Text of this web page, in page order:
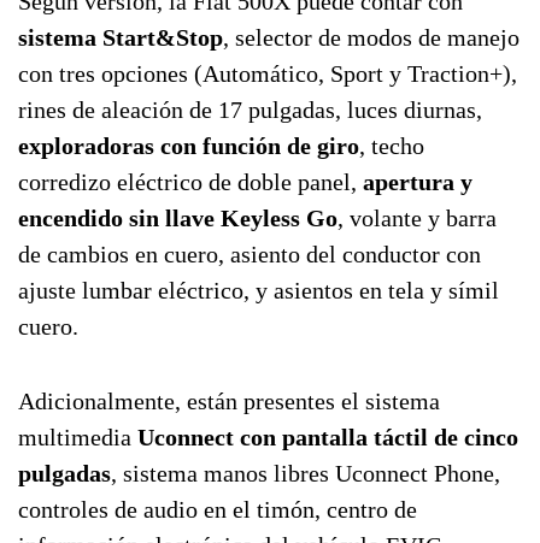
sistema Start&Stop, selector de modos de manejo
con tres opciones (Automático, Sport y Traction+),
rines de aleación de 17 pulgadas, luces diurnas,
exploradoras con función de giro, techo
corredizo eléctrico de doble panel, apertura y
encendido sin llave Keyless Go, volante y barra
de cambios en cuero, asiento del conductor con
ajuste lumbar eléctrico, y asientos en tela y símil
cuero.
Adicionalmente, están presentes el sistema
multimedia Uconnect con pantalla táctil de cinco
pulgadas, sistema manos libres Uconnect Phone,
controles de audio en el timón, centro de